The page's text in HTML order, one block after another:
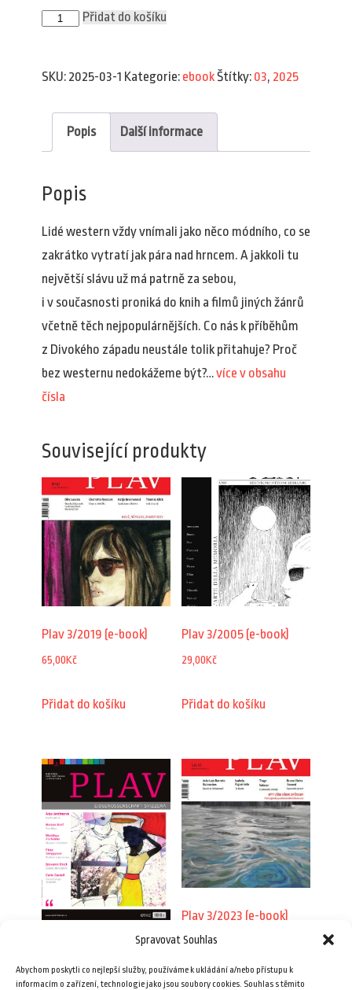
Spravovat Souhlas
Abychom poskytli co nejlepší služby, používáme k ukládání a/nebo přístupu k
informacím o zařízení, technologie jako jsou soubory cookies. Souhlas s těmito
Plav
3/2025
Přidat do košíku
SKU: 2025-03-1 Kategorie: ebookŠtítky: 03, 2025
Popis Další informace
Popis
Lidé western vždy vnímali jako něco módního, co se
zakrátko vytratí jak pára nad hrncem. A jakkoli tu
největší slávu už má patrně za sebou,
i v současnosti proniká do knih a filmů jiných žánrů
včetně těch nejpopulárnějších. Co nás k příběhům
z Divokého západu neustále tolik přitahuje? Proč
bez westernu nedokážeme být?…více v obsahu
čísla
Související produkty
Plav 3/2019 (e-book)
65,00Kč
Přidat do košíku
Plav 3/2005 (e-book)
29,00Kč
Přidat do košíku
69,00Kč
Plav 3/2023 (e-book)
79,00Kč
Přidat do košíku